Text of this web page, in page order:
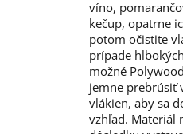
víno,
kečup, opatrne
potom očistite
prípade
možné
jemne prebrúsiť
vlákien, aby sa
vzhľad. Materiál